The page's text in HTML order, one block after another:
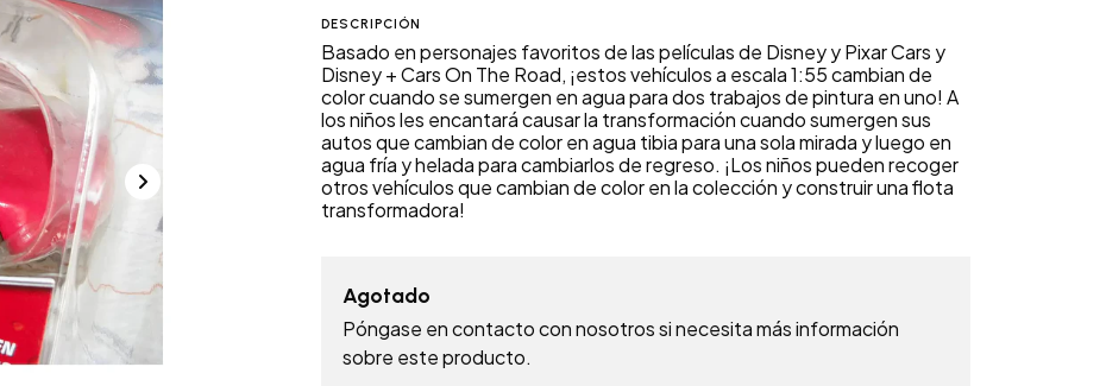
DESCRIPCIÓN
Basado en personajes favoritos de las películas de Disney y Pixar Cars y
Disney + Cars On The Road, ¡estos vehículos a escala 1:55 cambian de
color cuando se sumergen en agua para dos trabajos de pintura en uno! A
los niños les encantará causar la transformación cuando sumergen sus
autos que cambian de color en agua tibia para una sola mirada y luego en
agua fría y helada para cambiarlos de regreso. ¡Los niños pueden recoger
otros vehículos que cambian de color en la colección y construir una flota
transformadora!
Agotado
Póngase en contacto con nosotros si necesita más información
sobre este producto.